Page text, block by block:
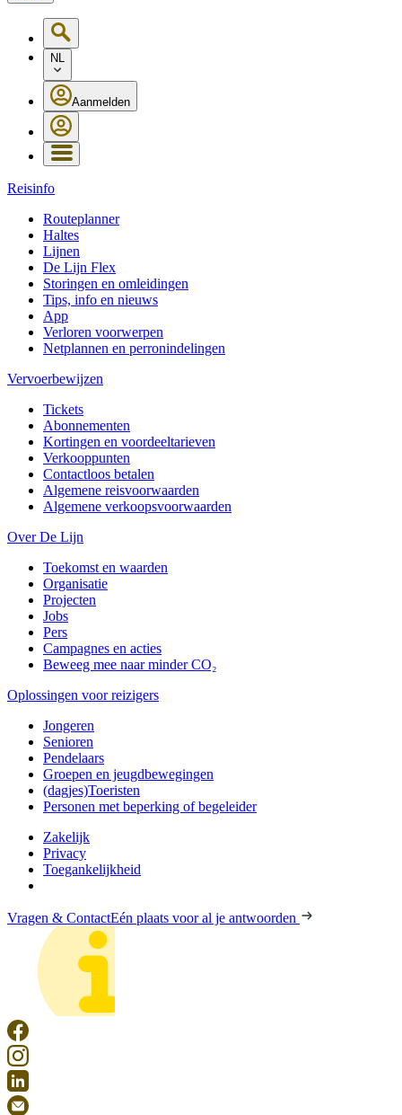
NL
Aanmelden
Reisinfo
Routeplanner
Haltes
Lijnen
De Lijn Flex
Storingen en omleidingen
Tips, info en nieuws
App
Verloren voorwerpen
Netplannen en perronindelingen
Vervoerbewijzen
Tickets
Abonnementen
Kortingen en voordeeltarieven
Verkooppunten
Contactloos betalen
Algemene reisvoorwaarden
Algemene verkoopsvoorwaarden
Over De Lijn
Toekomst en waarden
Organisatie
Projecten
Jobs
Pers
Campagnes en acties
Beweeg mee naar minder CO₂
Oplossingen voor reizigers
Jongeren
Senioren
Pendelaars
Groepen en jeugdbewegingen
(dagjes)Toeristen
Personen met beperking of begeleider
Zakelijk
Privacy
Toegankelijkheid
Vragen & ContactEén plaats voor al je antwoorden